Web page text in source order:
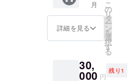
ス）
（パソ
コン＆
リー
マート
を備考
欄にご
記入く
を購入
して頂
いたし
ます。
プロ、
アマは
問いま
ん！！
参加日
月
詳細を見る
こ
の
リ
タ
ー
ン
を
選
択
す
る
30,
000 円
残り1